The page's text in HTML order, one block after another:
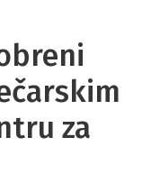
za